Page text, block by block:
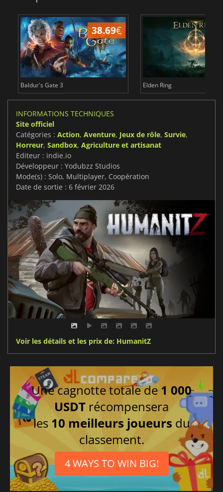
38.69€
Baldur's Gate 3 Elden Ring
INFORMATIONS TECHNIQUES
Site officiel
Catégories : Action, Aventure, Jeux de rôle, Survie,
Horreur, Sandbox, Agriculture et artisanat
Editeur : indie.io
Développeur : Yodubzz Studios
Mode(s) : Solo, Multiplayer, Coopération
Date de sortie : 6 février 2026
Voir les détails et les prix de: HumanitZ
Une cagnotte totale de 1 000
USDT récompensera
les 10 meilleurs joueurs du
classement.
4 WAYS TO WIN BIG!